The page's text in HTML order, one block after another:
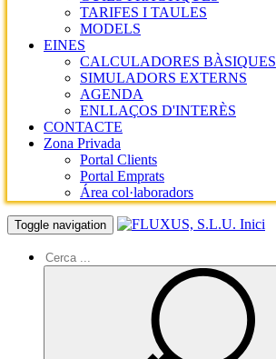
TARIFES I TAULES
MODELS
EINES
CALCULADORES BÀSIQUES
SIMULADORS EXTERNS
AGENDA
ENLLAÇOS D'INTERÈS
CONTACTE
Zona Privada
Portal Clients
Portal Emprats
Área col·laboradors
Toggle navigation Inici